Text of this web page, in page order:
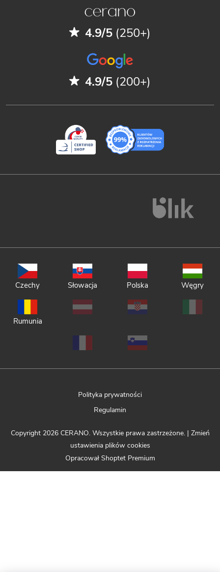
4.9/5 (250+)
4.9/5 (200+)
Czechy Słowacja Polska Węgry
Rumunia
Polityka prywatności
Regulamin
Opracował Shoptet Premium
Copyright 2026 CERANO. Wszystkie prawa zastrzeżone. | Zmień
ustawienia plików cookies